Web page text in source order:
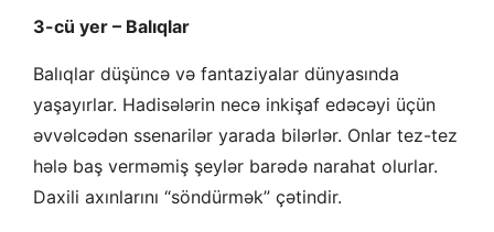
3-cü yer – Balıqlar
Balıqlar düşüncə və fantaziyalar dünyasında
yaşayırlar. Hadisələrin necə inkişaf edəcəyi üçün
əvvəlcədən ssenarilər yarada bilərlər. Onlar tez-tez
hələ baş verməmiş şeylər barədə narahat olurlar.
Daxili axınlarını “söndürmək” çətindir.